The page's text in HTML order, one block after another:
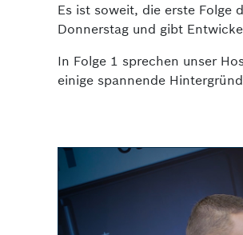
Es ist soweit, die erste Folge
Donnerstag und gibt
In Folge 1 sprechen unser
einige spannende